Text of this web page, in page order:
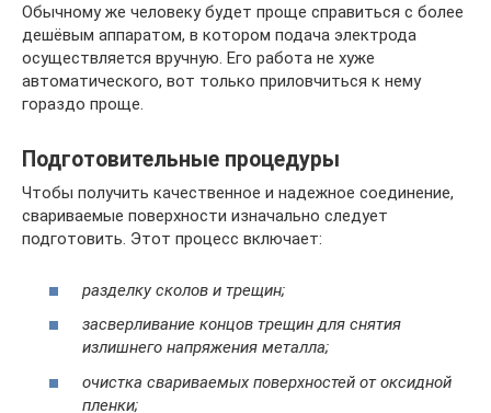
Обычному же человеку будет проще справиться с более
дешёвым аппаратом, в котором подача электрода
осуществляется вручную. Его работа не хуже
автоматического, вот только приловчиться к нему
гораздо проще.
Подготовительные процедуры
Чтобы получить качественное и надежное соединение,
свариваемые поверхности изначально следует
подготовить. Этот процесс включает:
разделку сколов и трещин;
засверливание концов трещин для снятия
излишнего напряжения металла;
очистка свариваемых поверхностей от оксидной
пленки;